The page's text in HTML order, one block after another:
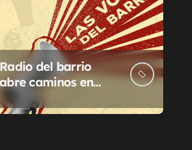
Radio del barrio
abre caminos en
Pilar